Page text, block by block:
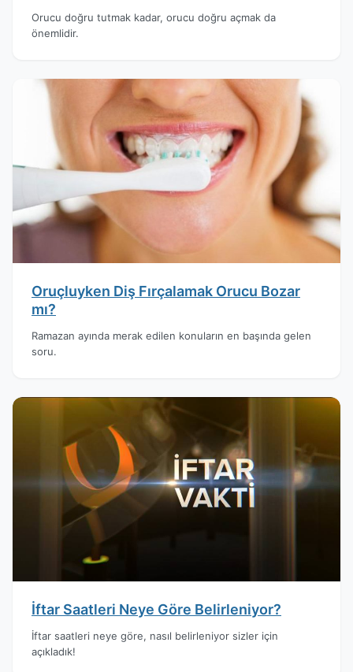
Orucu doğru tutmak kadar, orucu doğru açmak da
önemlidir.
Oruçluyken Diş Fırçalamak Orucu Bozar
mı?
Ramazan ayında merak edilen konuların en başında gelen
soru.
İftar Saatleri Neye Göre Belirleniyor?
İftar saatleri neye göre, nasıl belirleniyor sizler için
açıkladık!